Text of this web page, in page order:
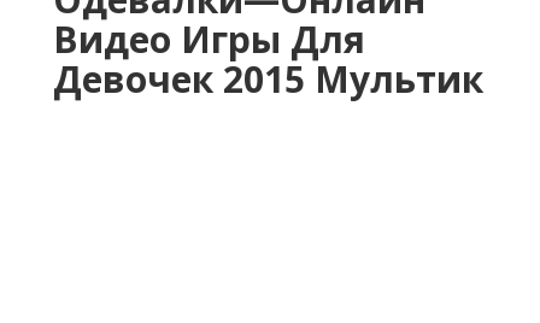
Видео Игры Для
Девочек 2015 Мультик